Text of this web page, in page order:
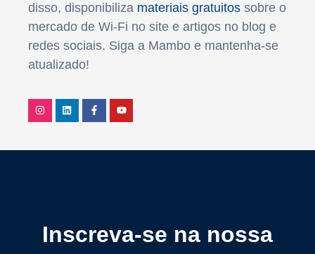
disso, disponibiliza materiais gratuitos sobre o
mercado de Wi-Fi no site e artigos no blog e
redes sociais. Siga a Mambo e mantenha-se
atualizado!
Inscreva-se na nossa